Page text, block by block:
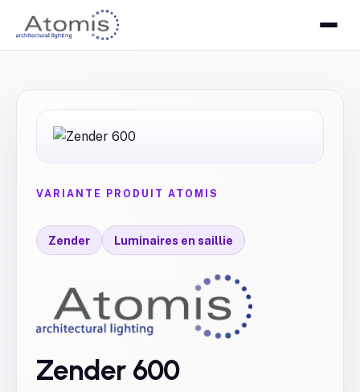
VARIANTE PRODUIT ATOMIS
Zender Luminaires en saillie
Zender 600